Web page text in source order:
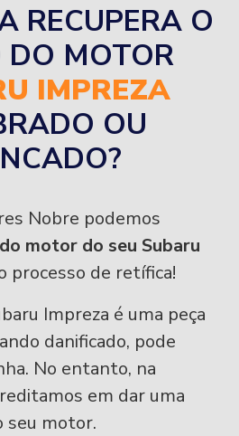
RECUPERA O
DO MOTOR
IMPREZA
OU
Nobre podemos
motor do seu Subaru
processo de retífica!
Impreza é uma peça
danificado, pode
No entanto, na
em dar uma
seu motor.